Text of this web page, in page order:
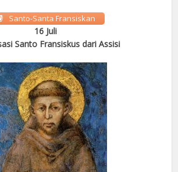
Santo-Santa Fransiskan
16 Juli
Santo Fransiskus dari Assisi